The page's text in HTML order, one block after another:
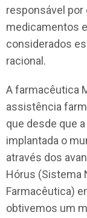
responsável por
medicamentos
considerados
racional.
A farmacêutica
assistência
que desde que
implantada o
através dos
Hórus (Sistema
Farmacêutica)
obtivemos um